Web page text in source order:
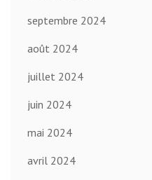
septembre 2024
août 2024
juillet 2024
juin 2024
mai 2024
avril 2024